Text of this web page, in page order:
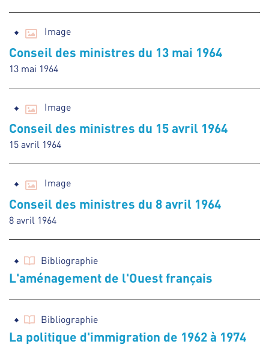
Image
Conseil des ministres du 13 mai 1964
13 mai 1964
Image
Conseil des ministres du 15 avril 1964
15 avril 1964
Image
Conseil des ministres du 8 avril 1964
8 avril 1964
Bibliographie
L'aménagement de l'Ouest français
Bibliographie
La politique d'immigration de 1962 à 1974